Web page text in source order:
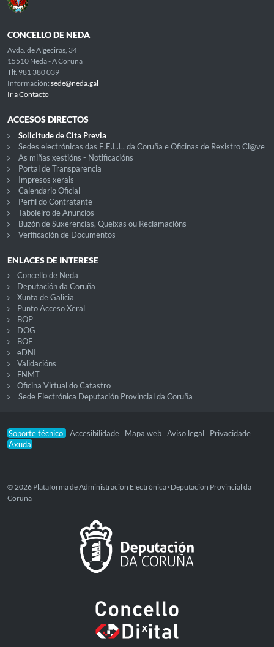
CONCELLO DE NEDA
Avda. de Algeciras, 34
15510 Neda - A Coruña
Tlf. 981 380 039
Información: sede@neda.gal
Ir a Contacto
ACCESOS DIRECTOS
Solicitude de Cita Previa
Sedes electrónicas das E.E.L.L. da Coruña e Oficinas de Rexistro Cl@ve
As miñas xestións - Notificacións
Portal de Transparencia
Impresos xerais
Calendario Oficial
Perfil do Contratante
Taboleiro de Anuncios
Buzón de Suxerencias, Queixas ou Reclamacións
Verificación de Documentos
ENLACES DE INTERESE
Concello de Neda
Deputación da Coruña
Xunta de Galicia
Punto Acceso Xeral
BOP
DOG
BOE
eDNI
Validacións
FNMT
Oficina Virtual do Catastro
Sede Electrónica Deputación Provincial da Coruña
Soporte técnico -Accesibilidade - Mapa web -Aviso legal - Privacidade -
Axuda
© 2026 Plataforma de Administración Electrónica · Deputación Provincial da
Coruña